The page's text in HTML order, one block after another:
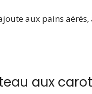
aux pains
aux